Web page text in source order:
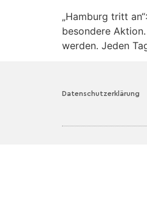
„Hamburg tritt
besondere
werden. Jeden
Datenschutzerklärung